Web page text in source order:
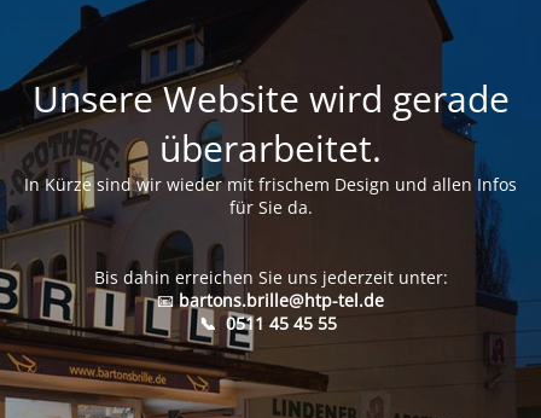
Unsere Website wird gerade
überarbeitet.
In Kürze sind wir wieder mit frischem Design und allen Infos
für Sie da.
Bis dahin erreichen Sie uns jederzeit unter:
📧bartons.brille@htp-tel.de
📞0511 45 45 55